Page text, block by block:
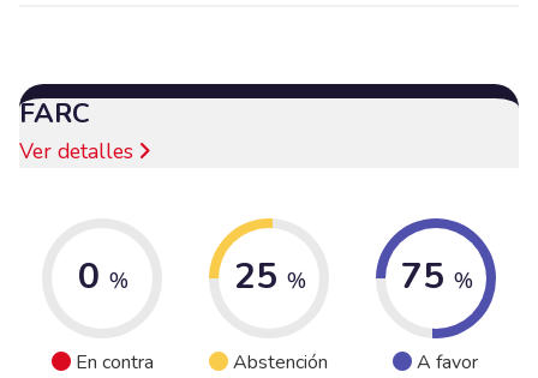
FARC
Ver detalles
0 %
En contra
25 %
Abstención
75 %
A favor